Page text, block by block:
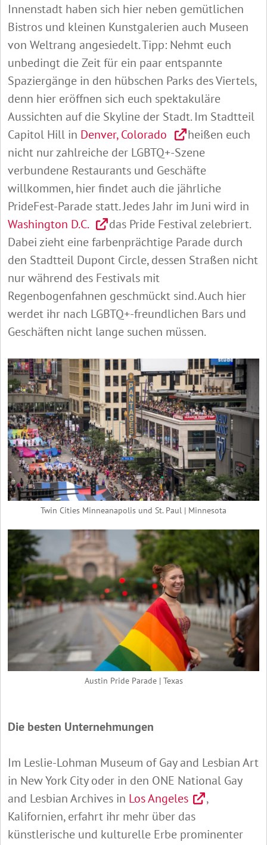
Innenstadt haben sich hier neben gemütlichen
Bistros und kleinen Kunstgalerien auch Museen
von Weltrang angesiedelt. Tipp: Nehmt euch
unbedingt die Zeit für ein paar entspannte
Spaziergänge in den hübschen Parks des Viertels,
denn hier eröffnen sich euch spektakuläre
Aussichten auf die Skyline der Stadt. Im Stadtteil
Capitol Hill in Denver, Colorado
heißen euch
nicht nur zahlreiche der LGBTQ+-Szene
verbundene Restaurants und Geschäfte
willkommen, hier findet auch die jährliche
PrideFest-Parade statt. Jedes Jahr im Juni wird in
Washington D.C.
das Pride Festival zelebriert.
Dabei zieht eine farbenprächtige Parade durch
den Stadtteil Dupont Circle, dessen Straßen nicht
nur während des Festivals mit
Regenbogenfahnen geschmückt sind. Auch hier
werdet ihr nach LGBTQ+-freundlichen Bars und
Geschäften nicht lange suchen müssen.
Twin Cities Minneanapolis und St. Paul | Minnesota
Austin Pride Parade | Texas
Die besten Unternehmungen
Im Leslie-Lohman Museum of Gay and Lesbian Art
in New York City oder in den ONE National Gay
and Lesbian Archives in Los Angeles
,
Kalifornien, erfahrt ihr mehr über das
künstlerische und kulturelle Erbe prominenter